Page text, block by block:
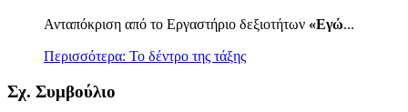
Ανταπόκριση από το Εργαστήριο δεξιοτήτων «Εγώ...
Περισσότερα: Το δέντρο της τάξης
Σχ. Συμβούλιο